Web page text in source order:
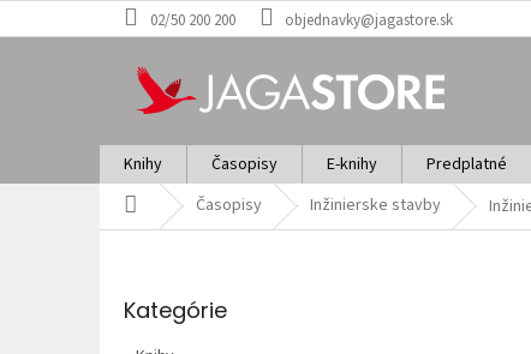
Prejsť
02/50 200 200 objednavky@jagastore.sk
Knihy Časopisy E-knihy
Predplatné
Domov Časopisy Inžinierske stavby
kategórie
Kategórie